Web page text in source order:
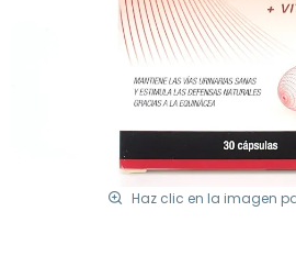
Haz clic en la imagen